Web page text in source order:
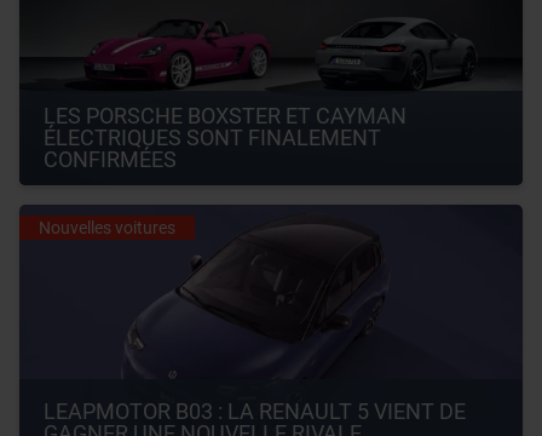
LES PORSCHE BOXSTER ET CAYMAN
ÉLECTRIQUES SONT FINALEMENT
CONFIRMÉES
Nouvelles voitures
LEAPMOTOR B03 : LA RENAULT 5 VIENT DE